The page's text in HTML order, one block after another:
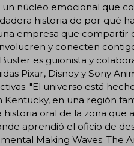
núcleo emocional que
historia de por qué
empresa que
y conecten
es guionista y
Pixar, Disney y Sony
"El universo está
en una región
oral de la zona que
aprendió el oficio de
Making Waves: The